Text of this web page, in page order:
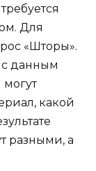
Для
«Шторы».
с данным
какой
разными, а